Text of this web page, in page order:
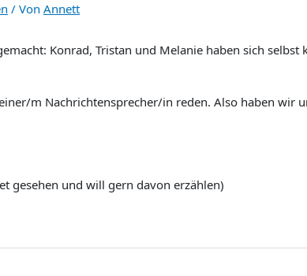
/ Von Annett
Konrad, Tristan und Melanie haben sich selbst
m Nachrichtensprecher/in reden. Also haben wir
gesehen und will gern davon erzählen)